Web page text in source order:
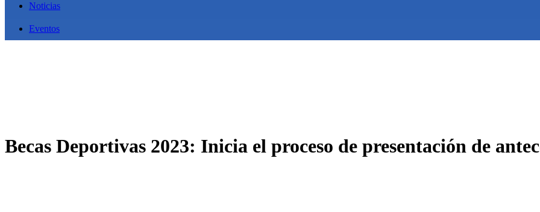
Noticias
Eventos
Becas Deportivas 2023: Inicia el proceso de presentación de